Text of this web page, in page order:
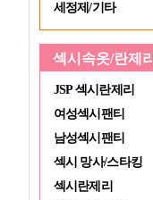
세정제/기타
섹시속옷/란제리
JSP 섹시란제리
여성섹시팬티
남성섹시팬티
섹시 망사/스타킹
섹시란제리